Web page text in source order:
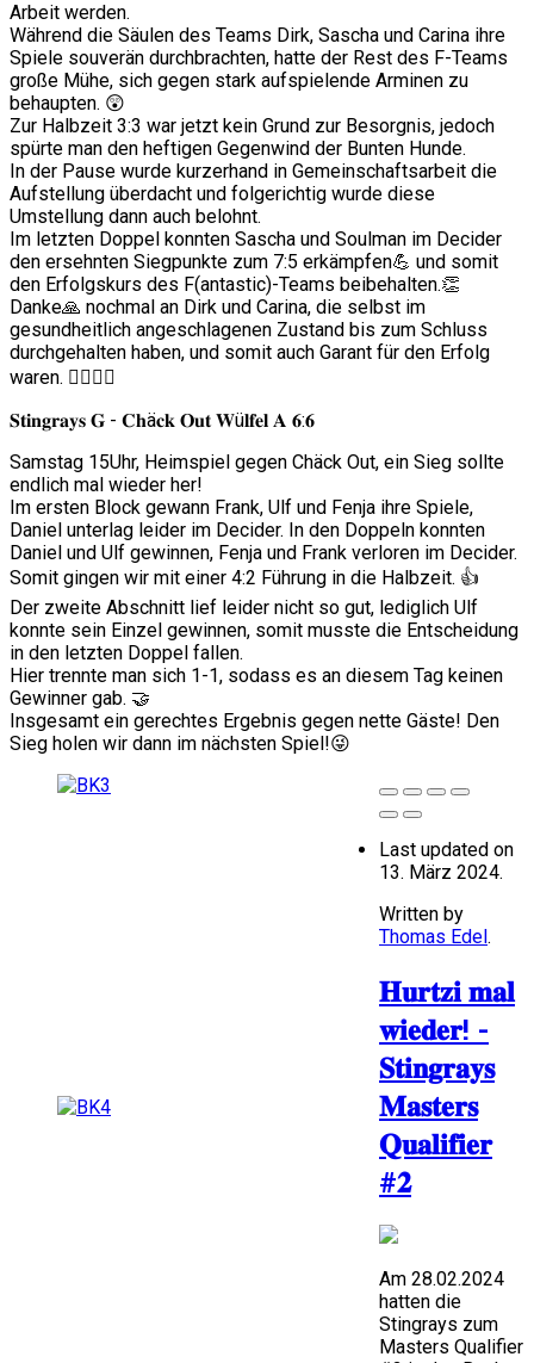
Arbeit werden.
Während die Säulen des Teams Dirk, Sascha und Carina ihre
Spiele souverän durchbrachten, hatte der Rest des F-Teams
große Mühe, sich gegen stark aufspielende Arminen zu
behaupten. 😲
Zur Halbzeit 3:3 war jetzt kein Grund zur Besorgnis, jedoch
spürte man den heftigen Gegenwind der Bunten Hunde.
In der Pause wurde kurzerhand in Gemeinschaftsarbeit die
Aufstellung überdacht und folgerichtig wurde diese
Umstellung dann auch belohnt.
Im letzten Doppel konnten Sascha und Soulman im Decider
den ersehnten Siegpunkte zum 7:5 erkämpfen💪 und somit
den Erfolgskurs des F(antastic)-Teams beibehalten.👏
Danke🙏 nochmal an Dirk und Carina, die selbst im
gesundheitlich angeschlagenen Zustand bis zum Schluss
durchgehalten haben, und somit auch Garant für den Erfolg
waren. 👍🏻👊🏻
𝐒𝐭𝐢𝐧𝐠𝐫𝐚𝐲𝐬 𝐆 - 𝐂𝐡ä𝐜𝐤 𝐎𝐮𝐭 𝐖ü𝐥𝐟𝐞𝐥 𝐀 𝟔:𝟔
Samstag 15Uhr, Heimspiel gegen Chäck Out, ein Sieg sollte
endlich mal wieder her!
Im ersten Block gewann Frank, Ulf und Fenja ihre Spiele,
Daniel unterlag leider im Decider. In den Doppeln konnten
Daniel und Ulf gewinnen, Fenja und Frank verloren im Decider.
Somit gingen wir mit einer 4:2 Führung in die Halbzeit. 👍
Der zweite Abschnitt lief leider nicht so gut, lediglich Ulf
konnte sein Einzel gewinnen, somit musste die Entscheidung
in den letzten Doppel fallen.
Hier trennte man sich 1-1, sodass es an diesem Tag keinen
Gewinner gab. 🤝
Insgesamt ein gerechtes Ergebnis gegen nette Gäste! Den
Sieg holen wir dann im nächsten Spiel!😜
Last updated on
13. März 2024.
Written by
Thomas Edel .
𝐇𝐮𝐫𝐭𝐳𝐢 𝐦𝐚𝐥
𝐰𝐢𝐞𝐝𝐞𝐫! -
𝐒𝐭𝐢𝐧𝐠𝐫𝐚𝐲𝐬
𝐌𝐚𝐬𝐭𝐞𝐫𝐬
𝐐𝐮𝐚𝐥𝐢𝐟𝐢𝐞𝐫
#𝟐
Am 28.02.2024
hatten die
Stingrays zum
Masters Qualifier